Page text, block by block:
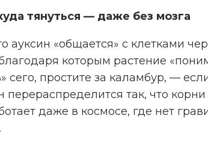
тянуться — даже без мозга
ауксин «общается» с клетками
которым растение
сего, простите за каламбур, —
перераспределится так, что корни
даже в космосе, где нет